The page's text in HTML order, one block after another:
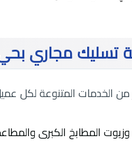
مجاري بحي
من الخدمات المتنوعة لكل
المطابخ الكبرى